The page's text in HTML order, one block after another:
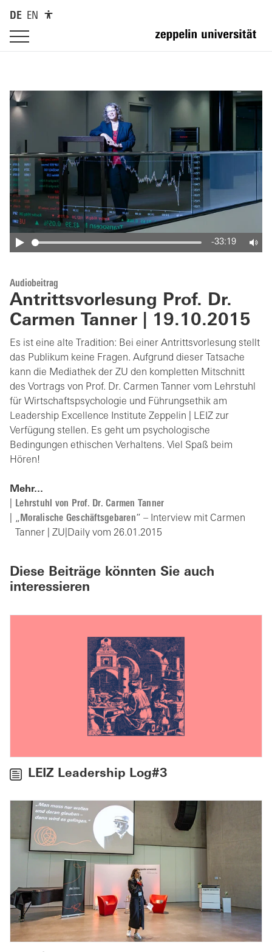
DE EN
-33:19
Audiobeitrag
Antrittsvorlesung Prof. Dr.
Carmen Tanner | 19.10.2015
Es ist eine alte Tradition: Bei einer Antrittsvorlesung stellt
das Publikum keine Fragen. Aufgrund dieser Tatsache
kann die Mediathek der ZU den kompletten Mitschnitt
des Vortrags von Prof. Dr. Carmen Tanner vom Lehrstuhl
für Wirtschaftspsychologie und Führungsethik am
Leadership Excellence Institute Zeppelin | LEIZ zur
Verfügung stellen. Es geht um psychologische
Bedingungen ethischen Verhaltens. Viel Spaß beim
Hören!
Mehr...
Lehrstuhl von Prof. Dr. Carmen Tanner
„ Moralische Geschäftsgebaren“ – Interview mit Carmen
Tanner | ZU|Daily vom 26.01.2015
Diese Beiträge könnten Sie auch
interessieren
LEIZ Leadership Log#3